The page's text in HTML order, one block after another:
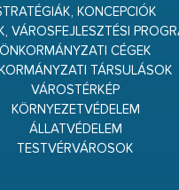
KONCEPCIÓK
VÁROSFEJLESZTÉSI
ÖNKORMÁNYZATI CÉGEK
TÁRSULÁSOK
VÁROSTÉRKÉP
KÖRNYEZETVÉDELEM
ÁLLATVÉDELEM
TESTVÉRVÁROSOK